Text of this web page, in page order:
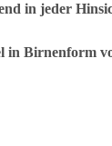
in jeder
in Birnenform